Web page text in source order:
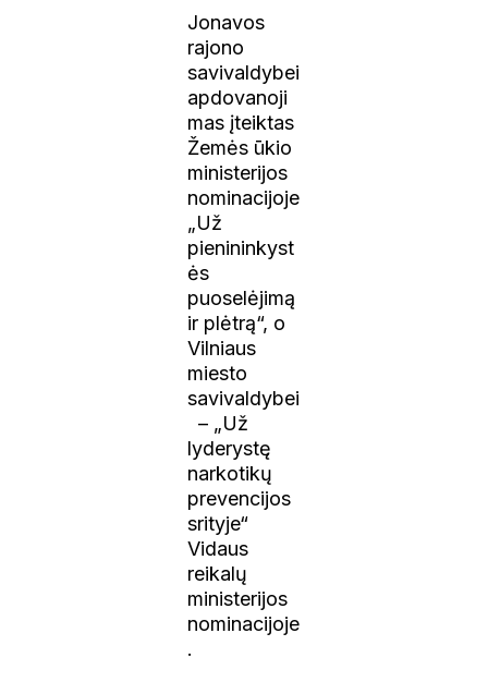
Jonavos
rajono
savivaldybei
apdovanoji
mas įteiktas
Žemės ūkio
ministerijos
nominacijoje
„Už
pienininkyst
ės
puoselėjimą
ir plėtrą“, o
Vilniaus
miesto
savivaldybei
– „Už
lyderystę
narkotikų
prevencijos
srityje“
Vidaus
reikalų
ministerijos
nominacijoje
.